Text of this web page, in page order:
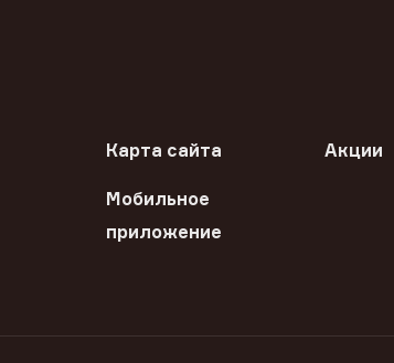
Карта сайта Акции
Мобильное
приложение